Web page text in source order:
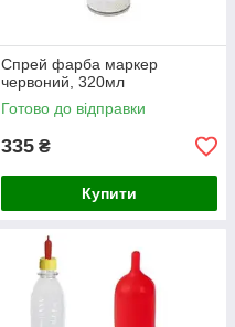
Спрей фарба маркер
червоний, 320мл
Готово до відправки
335 ₴
Купити